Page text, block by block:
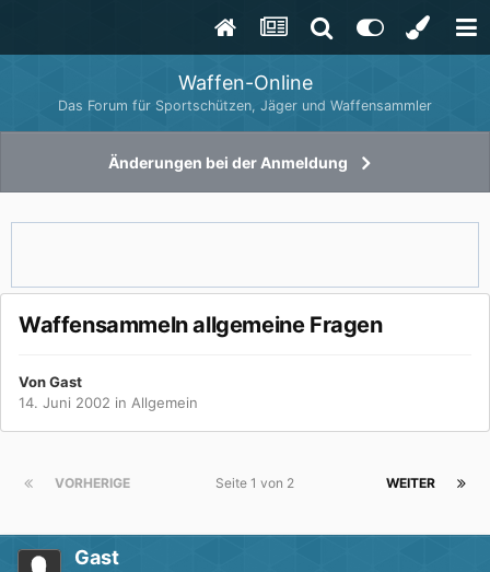
Waffen-Online
Das Forum für Sportschützen, Jäger und Waffensammler
Änderungen bei der Anmeldung
Waffensammeln allgemeine Fragen
Von Gast
14. Juni 2002 in Allgemein
VORHERIGE WEITER
Seite 1 von 2
Gast